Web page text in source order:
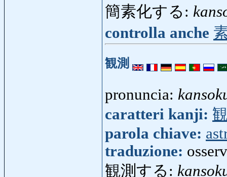
簡素化する:
controlla anche
観測
pronuncia:
caratteri kanji:
parola chiave:
traduzione:
観測する: